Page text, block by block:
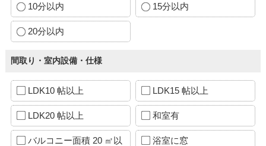
10分以内 15分以内
20分以内
間取り・室内設備・仕様
LDK10 帖以上 LDK15 帖以上
LDK20 帖以上 和室有
バルコニー面積 20 ㎡以
浴室に窓